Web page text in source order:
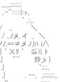
ｯ､
､;,､
＼
, イ , ＼
メ ﾉ,lﾊ i∧
乂ﾘ ` ≦)). ﾄ
炒_ﾚ }
,| `;;;;､ ご
, --, ,;;;;;;;;,,